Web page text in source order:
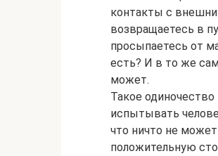
контакты с
возвращаетесь в
просыпаетесь от
есть? И в то же
может.
Такое
испытывать
что ничто не
положительную